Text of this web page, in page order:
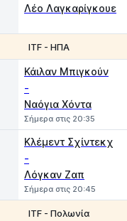
Λέο Λαγκαρίγκουε
ITF - ΗΠΑ
Κάιλαν Μπιγκούν
-
Ναόγια Χόντα
Σήμερα στις 20:35
Κλέμεντ Σχίντεκχ
-
Λόγκαν Ζαπ
Σήμερα στις 20:45
ITF - Πολωνία